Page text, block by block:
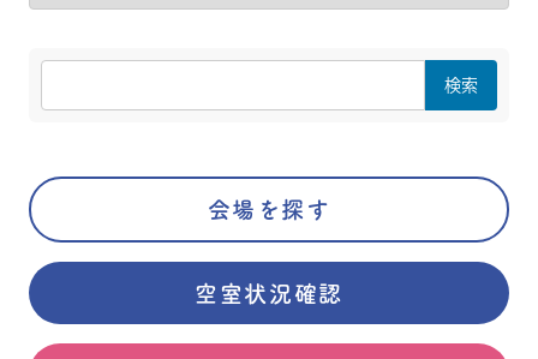
会場を探す
空室状況確認